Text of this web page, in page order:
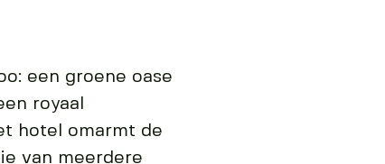
een groene oase
royaal
hotel omarmt de
van meerdere